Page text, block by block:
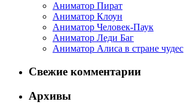
Аниматор Пират
Аниматор Клоун
Аниматор Человек-Паук
Аниматор Леди Баг
Аниматор Алиса в стране чудес
Свежие комментарии
Архивы